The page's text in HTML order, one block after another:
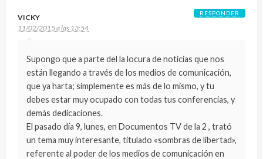
VICKY
11/02/2015 a las 13:54
Supongo que a parte del la locura de noticias que nos
están llegando a través de los medios de comunicación,
que ya harta; simplemente es más de lo mismo, y tu
debes estar muy ocupado con todas tus conferencias, y
demás dedicaciones.
El pasado día 9, lunes, en Documentos TV de la 2 , trató
un tema muy interesante, titulado «sombras de libertad»,
referente al poder de los medios de comunicación en
RESPONDER